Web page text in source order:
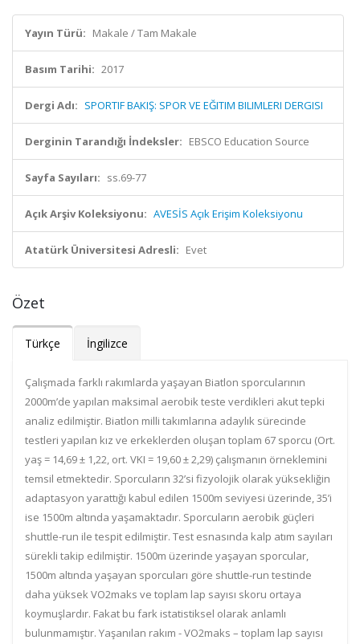
Yayın Türü: Makale / Tam Makale
Basım Tarihi: 2017
Dergi Adı: SPORTIF BAKIŞ: SPOR VE EĞITIM BILIMLERI DERGISI
Derginin Tarandığı İndeksler: EBSCO Education Source
Sayfa Sayıları: ss.69-77
Açık Arşiv Koleksiyonu: AVESİS Açık Erişim Koleksiyonu
Atatürk Üniversitesi Adresli: Evet
Özet
Türkçe İngilizce
Çalışmada farklı rakımlarda yaşayan Biatlon sporcularının
2000m’de yapılan maksimal aerobik teste verdikleri akut tepki
analiz edilmiştir. Biatlon milli takımlarına adaylık sürecinde
testleri yapılan kız ve erkeklerden oluşan toplam 67 sporcu (Ort.
yaş = 14,69 ± 1,22, ort. VKI = 19,60 ± 2,29) çalışmanın örneklemini
temsil etmektedir. Sporcuların 32’si fizyolojik olarak yüksekliğin
adaptasyon yarattığı kabul edilen 1500m seviyesi üzerinde, 35’i
ise 1500m altında yaşamaktadır. Sporcuların aerobik güçleri
shuttle-run ile tespit edilmiştir. Test esnasında kalp atım sayıları
sürekli takip edilmiştir. 1500m üzerinde yaşayan sporcular,
1500m altında yaşayan sporcuları göre shuttle-run testinde
daha yüksek VO2maks ve toplam lap sayısı skoru ortaya
koymuşlardır. Fakat bu fark istatistiksel olarak anlamlı
bulunmamıştır. Yaşanılan rakım - VO2maks – toplam lap sayısı